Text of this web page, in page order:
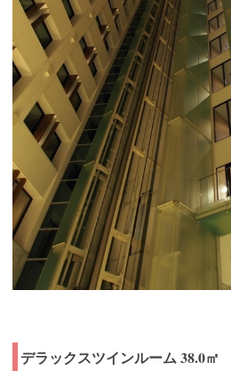
デラックスツインルーム 38.0㎡